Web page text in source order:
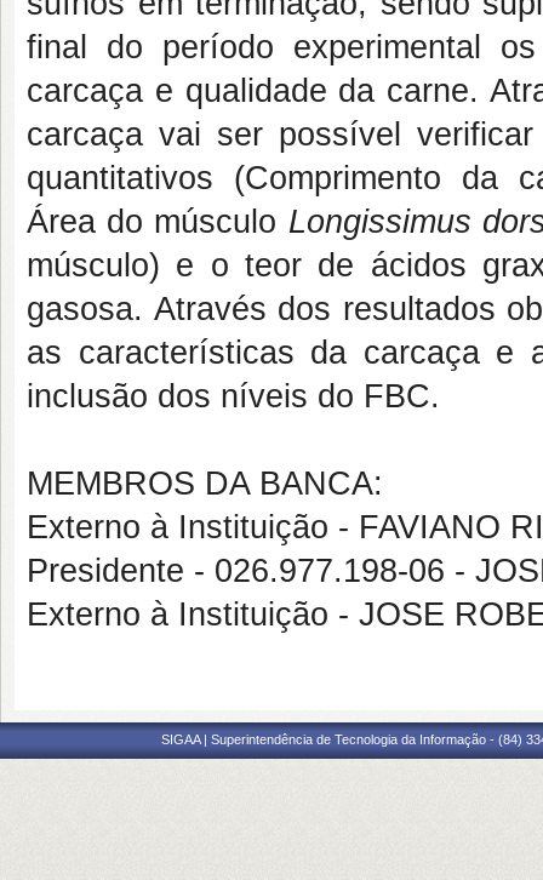
final do período experimental
carcaça e qualidade da carne.
carcaça vai ser possível
quantitativos (Comprimento da
Área do músculo Longissimus
músculo) e o teor de ácidos
gasosa. Através dos resultados
as características da carcaça e
inclusão dos níveis do FBC.
MEMBROS DA BANCA:
Externo à Instituição - FAVIANO
Presidente - 026.977.198-06 -
Externo à Instituição - JOSE
SIGAA | Superintendência de Tecnologia da Informação - (84)